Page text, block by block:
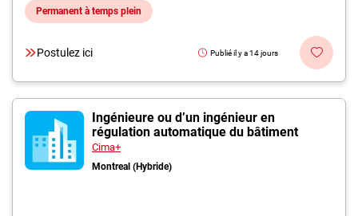
Permanent à temps plein
Postulez ici Publié il y a 14 jours
Ingénieure ou d’un ingénieur en
régulation automatique du bâtiment
Cima+
Montreal (Hybride)